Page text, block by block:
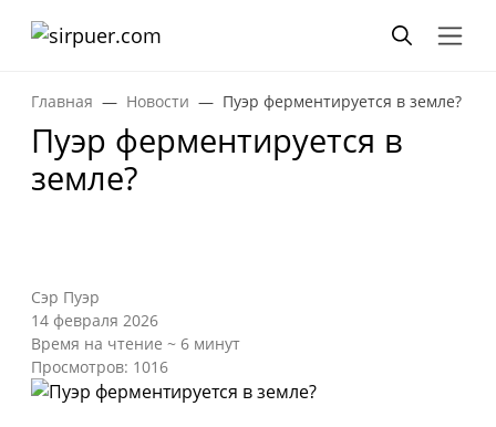
Главная Новости Пуэр ферментируется в земле?
Пуэр ферментируется в
земле?
Сэр Пуэр
14 февраля 2026
Время на чтение ~ 6 минут
Просмотров: 1016